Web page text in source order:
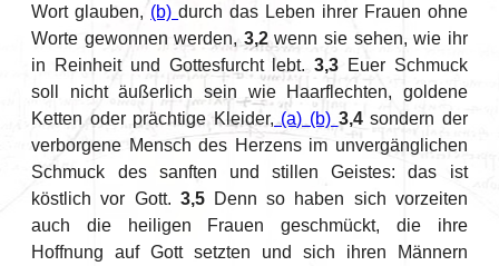
Wort glauben, (b)durch das Leben ihrer Frauen ohne
Worte gewonnen werden, 3,2wenn sie sehen, wie ihr
in Reinheit und Gottesfurcht lebt.3,3 Euer Schmuck
soll nicht äußerlich sein wie Haarflechten, goldene
Ketten oder prächtige Kleider, (a) (b) 3,4sondern der
verborgene Mensch des Herzens im unvergänglichen
Schmuck des sanften und stillen Geistes: das ist
köstlich vor Gott. 3,5Denn so haben sich vorzeiten
auch die heiligen Frauen geschmückt, die ihre
Hoffnung auf Gott setzten und sich ihren Männern